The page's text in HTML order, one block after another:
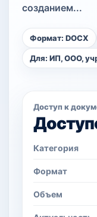
созданием...
Формат: DOCX
Для: ИП, ООО,
Доступ к
Категория
Формат
Объем